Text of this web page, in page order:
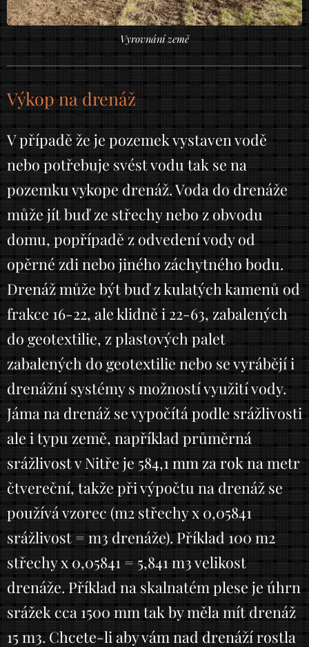
Vyrovnání země
Výkop na drenáž
V případě že je pozemek vystaven vodě
nebo potřebuje svést vodu tak se na
pozemku vykope drenáž. Voda do drenáže
může jít buď ze střechy nebo z obvodu
domu, popřípadě z odvedení vody od
opěrné zdi nebo jiného záchytného bodu.
Drenáž může být buď z kulatých kamenů od
frakce 16-22, ale klidně i 22-63, zabalených
do geotextilie, z plastových palet
zabalených do geotextilie nebo se vyrábějí i
drenážní systémy s možností využití vody.
Jáma na drenáž se vypočítá podle srážlivosti
ale i typu země, například průměrná
srážlivost v Nitře je 584,1 mm za rok na metr
čtvereční, takže při výpočtu na drenáž se
používá vzorec (m2 střechy x 0,05841
srážlivost = m3 drenáže). Příklad 100 m2
střechy x 0,05841 = 5,841 m3 velikost
drenáže. Příklad na skalnatém plese je úhrn
srážek cca 1500 mm tak by měla mít drenáž
15 m3. Chcete-li aby vám nad drenáží rostla